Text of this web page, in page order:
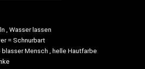
, Wasser lassen
= Schnurbart
Mensch , helle Hautfarbe